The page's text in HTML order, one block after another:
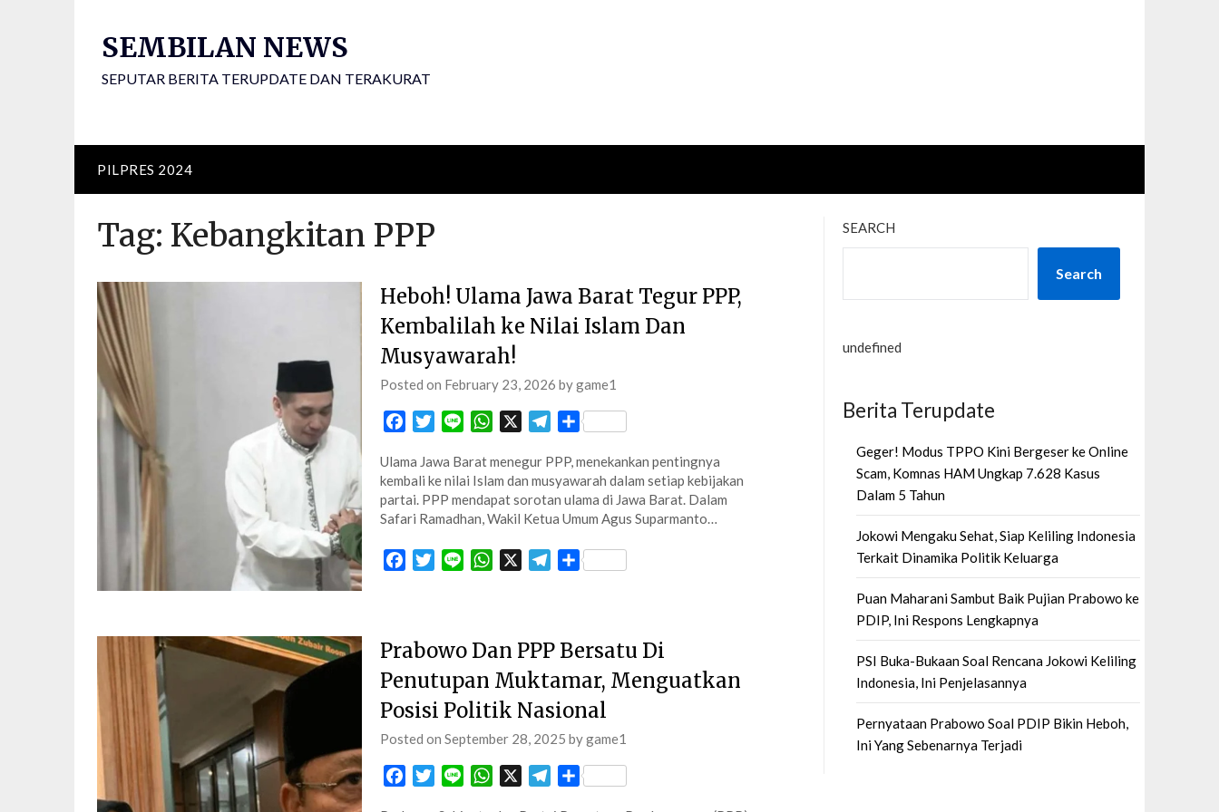
SEMBILAN NEWS
SEPUTAR BERITA TERUPDATE DAN TERAKURAT
PILPRES 2024
Tag: Kebangkitan PPP
Heboh! Ulama Jawa Barat Tegur PPP,
Kembalilah ke Nilai Islam Dan
Musyawarah!
Posted on February 23, 2026 bygame1
FacebookTwitterLine WhatsApp Telegram
Share
Ulama Jawa Barat menegur PPP, menekankan pentingnya
kembali ke nilai Islam dan musyawarah dalam setiap kebijakan
partai. PPP mendapat sorotan ulama di Jawa Barat. Dalam
Safari Ramadhan, Wakil Ketua Umum Agus Suparmanto…
FacebookTwitterLine WhatsApp Telegram
Share
Prabowo Dan PPP Bersatu Di
Penutupan Muktamar, Menguatkan
Posisi Politik Nasional
Posted on September 28, 2025 bygame1
FacebookTwitterLine WhatsApp Telegram
Share
SEARCH
Search
undefined
Berita Terupdate
Geger! Modus TPPO Kini Bergeser ke Online
Scam, Komnas HAM Ungkap 7.628 Kasus
Dalam 5 Tahun
Jokowi Mengaku Sehat, Siap Keliling Indonesia
Terkait Dinamika Politik Keluarga
Puan Maharani Sambut Baik Pujian Prabowo ke
PDIP, Ini Respons Lengkapnya
PSI Buka-Bukaan Soal Rencana Jokowi Keliling
Indonesia, Ini Penjelasannya
Pernyataan Prabowo Soal PDIP Bikin Heboh,
Ini Yang Sebenarnya Terjadi